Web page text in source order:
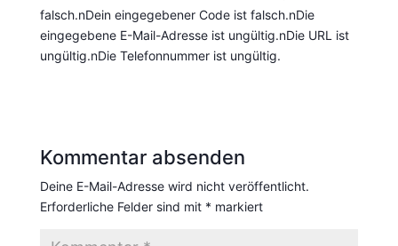
falsch.nDein eingegebener Code ist falsch.nDie
eingegebene E-Mail-Adresse ist ungültig.nDie URL ist
ungültig.nDie Telefonnummer ist ungültig.
Kommentar absenden
Deine E-Mail-Adresse wird nicht veröffentlicht.
Erforderliche Felder sind mit * markiert